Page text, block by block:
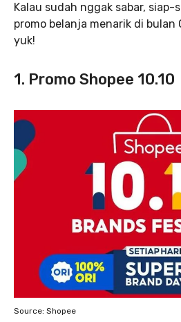
Kalau sudah nggak sabar, siap-
promo belanja menarik di bulan
yuk!
1. Promo Shopee 10.10
Source: Shopee